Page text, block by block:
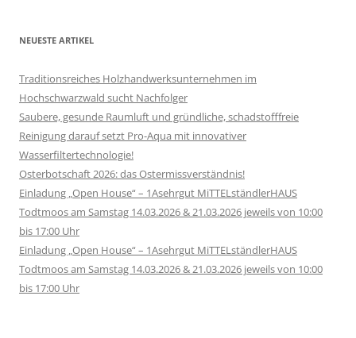
NEUESTE ARTIKEL
Traditionsreiches Holzhandwerksunternehmen im
Hochschwarzwald sucht Nachfolger
Saubere, gesunde Raumluft und gründliche, schadstofffreie
Reinigung darauf setzt Pro-Aqua mit innovativer
Wasserfiltertechnologie!
Osterbotschaft 2026: das Ostermissverständnis!
Einladung „Open House“ – 1Asehrgut MiTTELständlerHAUS
Todtmoos am Samstag 14.03.2026 & 21.03.2026 jeweils von 10:00
bis 17:00 Uhr
Einladung „Open House“ – 1Asehrgut MiTTELständlerHAUS
Todtmoos am Samstag 14.03.2026 & 21.03.2026 jeweils von 10:00
bis 17:00 Uhr